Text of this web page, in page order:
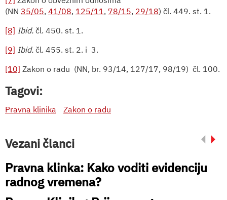
(NN 35/05, 41/08, 125/11 , 78/15, 29/18) čl. 449. st. 1.
[8] Ibid. čl. 450. st. 1.
[9] Ibid. čl. 455. st. 2. i 3.
[10] Zakon o radu (NN, br. 93/14, 127/17, 98/19) čl. 100.
Tagovi:
Pravna klinika Zakon o radu
Vezani članci
Pravna klinka: Kako voditi evidenciju
radnog vremena?